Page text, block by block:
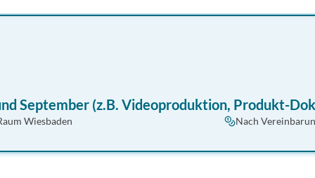
September (z.B. Videoproduktion, Produkt-
Wiesbaden Nach